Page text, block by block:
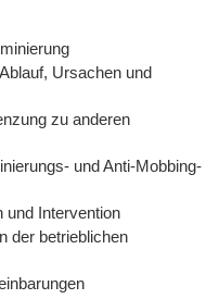
Ursachen und
zu anderen
und Anti-Mobbing-
und Intervention
der betrieblichen